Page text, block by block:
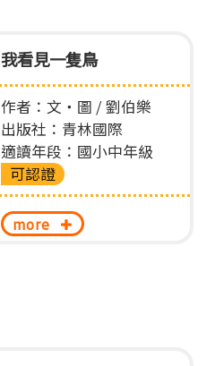
我看見一隻鳥
作者：文‧圖 / 劉伯樂
出版社：青林國際
適讀年段：國小中年級
可認證
more